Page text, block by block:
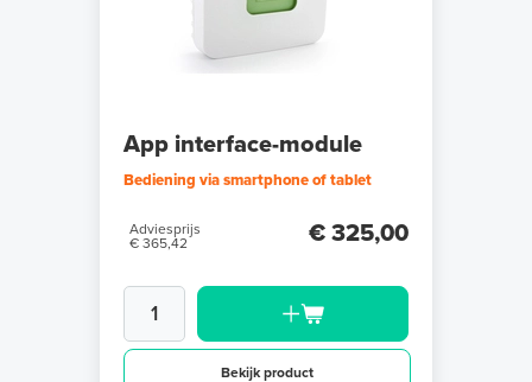
App interface-module
Bediening via smartphone of tablet
Adviesprijs
€ 365,42
€ 325,00
Bekijk product